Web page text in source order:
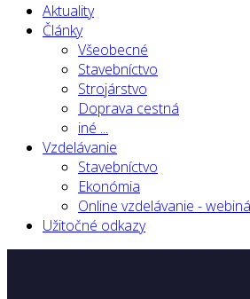
Aktuality
Články
Všeobecné
Stavebníctvo
Strojárstvo
Doprava cestná
iné ...
Vzdelávanie
Stavebníctvo
Ekonómia
Online vzdelávanie -
Užitočné odkazy